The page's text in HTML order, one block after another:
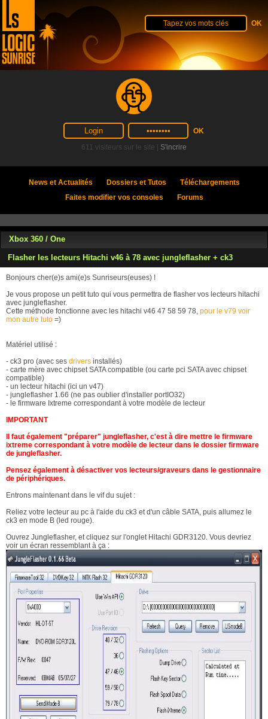
611 visiteurs sur le site | S'incrire
News et Actualités Dossiers et Tutos
Téléchargements
Faites modifier vos consoles
Forums
Xbox 360 / One
Flasher les lecteurs Hitachi v46 à 78 avec jungleflasher + ck3
Bonjours cher(e)s ami(e)s Sunriseurs(euses) !
Je vous propose un petit tuto qui vous permettra de flasher vos lecteurs hitachi
avec jungleflasher.
Cette méthode fonctionne avec les hitachi v46 47 58 59 78, pour le v79 voir
mon autre tuto =)
Matériel utilisé :
- ck3 pro (avec ses drivers installés)
- carte mère avec chipset SATA compatible (ou carte pci SATA avec chipset
compatible)
- un lecteur hitachi (ici un v47)
- jungleflasher 1.66 (ne pas oublier d'installer portIO32)
- le firmware Ixtreme correspondant à votre modèle de lecteur
IMPORTANT
Il faut également "préparer" jungleflasher, c'est à dire mettre le firmware
ixtreme correspondant à votre modèle de lecteur dans le dossier firmware
de jungleflasher.
Pensez également à désactiver vos lecteurs/graveurs dans le gestionnaire
de périphériques.
Entrons maintenant dans le vif du sujet :
Reliez votre lecteur au pc à l'aide du ck3 et d'un câble SATA, puis allumez le
ck3 en mode B (led rouge).
Ouvrez Jungleflasher, et cliquez sur l'onglet Hitachi GDR3120. Vous devriez
voir un écran ressemblant à ça :